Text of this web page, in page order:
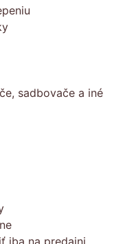
sadbovače a iné